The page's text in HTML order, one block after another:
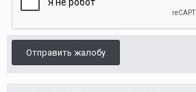
Отправить жалобу